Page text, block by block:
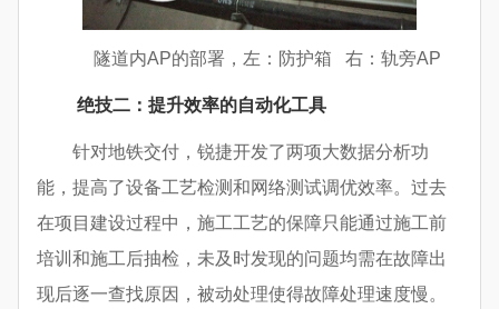
隧道内AP的部署，左：防护箱 右：轨旁AP
绝技二：提升效率的自动化工具
针对地铁交付，锐捷开发了两项大数据分析功
能，提高了设备工艺检测和网络测试调优效率。过去
在项目建设过程中，施工工艺的保障只能通过施工前
培训和施工后抽检，未及时发现的问题均需在故障出
现后逐一查找原因，被动处理使得故障处理速度慢。